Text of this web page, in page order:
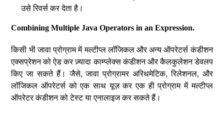
उसे रिवर्स कर देता है।
Combining Multiple Java Operators in an Expression.
किसी भी जावा प्रोग्राम में मल्टीप्ल लॉजिकल और अन्य ऑपरेटर्स कंडीशन
एक्सप्रेशन को ऐड कर ज़्यादा काम्प्लेक्स कंडीशन और कैलकुलेशन डेवलप
किए जा सकते हैं। जैसे, जावा प्रोग्रामर अरिथमेटिक, रिलेशनल, और
लॉजिकल ऑपरेटर्स को एक साथ यूज़ कर एक ही प्रोग्राम में मल्टीप्ल
ऑपरेटर कंडीशन को टेस्ट या एनालाइज कर सकते हैं।